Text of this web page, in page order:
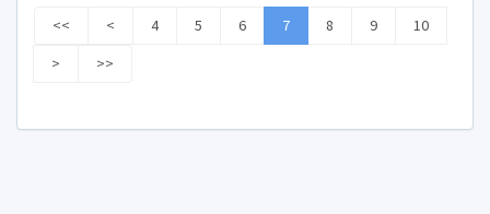
<< < 4 5 6 7 8 9
10
>
>>